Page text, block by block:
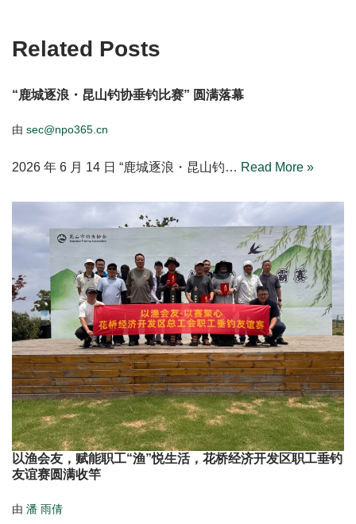
Related Posts
“鹿城逐浪・昆山钓协垂钓比赛” 圆满落幕
由 sec@npo365.cn
2026 年 6 月 14 日 “鹿城逐浪・昆山钓… Read More »
以渔会友，赋能职工“渔”悦生活，花桥经济开发区职工垂钓
友谊赛圆满收竿
由 潘 雨倩